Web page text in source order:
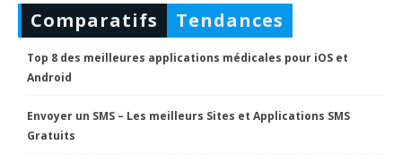
Comparatifs Tendances
Top 8 des meilleures applications médicales pour iOS et
Android
Envoyer un SMS – Les meilleurs Sites et Applications SMS
Gratuits